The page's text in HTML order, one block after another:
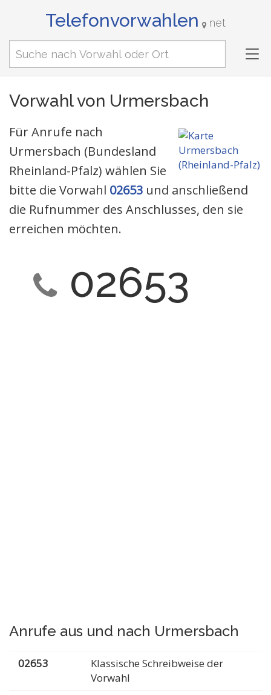
Telefonvorwahlen net
Vorwahl von Urmersbach
Für Anrufe nach
Urmersbach (Bundesland
Rheinland-Pfalz) wählen Sie
bitte die Vorwahl 02653 und anschließend
die Rufnummer des Anschlusses, den sie
erreichen möchten.
02653
Anrufe aus und nach Urmersbach
02653
Klassische Schreibweise der
Vorwahl